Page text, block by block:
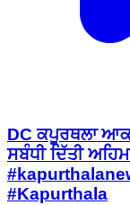
DC ਕਪੂਰਥਲਾ
ਸਬੰਧੀ ਦਿੱਤੀ
#Kapurthala